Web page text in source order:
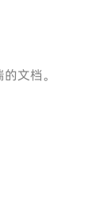
文档。